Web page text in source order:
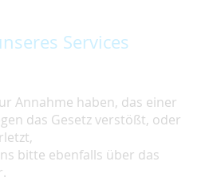
Services
Annahme haben, das einer
das Gesetz verstößt, oder
bitte ebenfalls über das